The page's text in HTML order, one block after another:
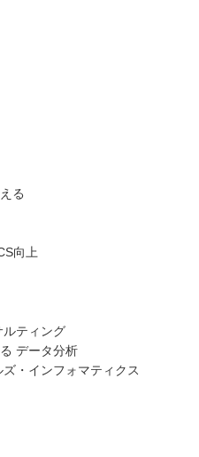
る
向上
ルティング
データ分析
・インフォマティクス